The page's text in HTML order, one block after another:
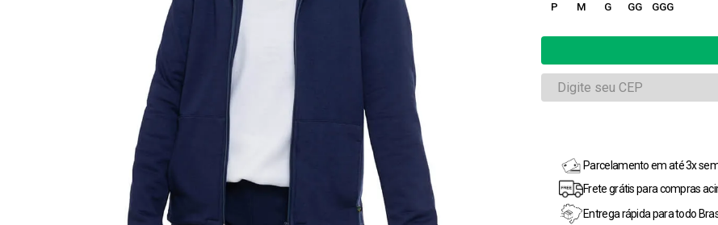
P M G GG GGG
Parcelamento em até 3x
Frete grátis para compras
Entrega rápida para todo